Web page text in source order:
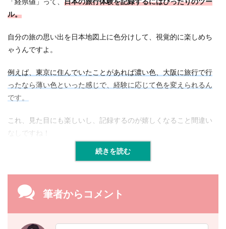
ル。
自分の旅の思い出を日本地図上に色分けして、視覚的に楽しめち
ゃうんですよ。
例えば、東京に住んでいたことがあれば濃い色、大阪に旅行で行
ったなら薄い色といった感じで、経験に応じて色を変えられるん
です。
これ、見た目にも楽しいし、記録するのが嬉しくなること間違い
なしですね！
続きを読む
筆者からコメント